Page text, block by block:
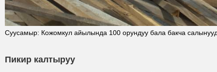
Суусамыр: Кожомкул айылында 100 орундуу бала бакча
Пикир калтыруу